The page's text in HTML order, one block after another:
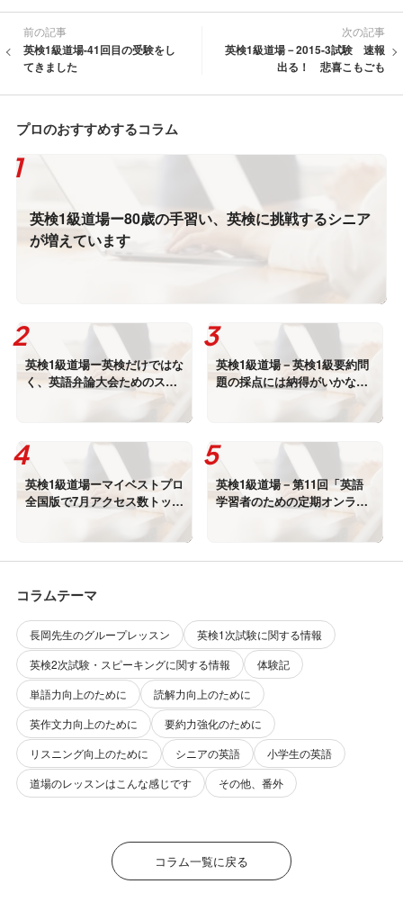
前の記事
英検1級道場-41回目の受験をし
てきました
次の記事
英検1級道場－2015-3試験 速報
出る！ 悲喜こもごも
プロのおすすめするコラム
英検1級道場ー80歳の手習い、英検に挑戦するシニア
が増えています
英検1級道場ー英検だけではな
く、英語弁論大会ためのスピ
ーチのサポートも始めました
英検1級道場－英検1級要約問
題の採点には納得がいかない
英検1級道場ーマイベストプロ
全国版で7月アクセス数トップ
英検1級道場－第11回「英語
学習者のための定期オンライ
ン懇談会」を行いました
コラムテーマ
長岡先生のグループレッスン
英検1次試験に関する情報
英検2次試験・スピーキングに関する情報
体験記
単語力向上のために
読解力向上のために
英作文力向上のために
要約力強化のために
リスニング向上のために
シニアの英語
小学生の英語
道場のレッスンはこんな感じです
その他、番外
コラム一覧に戻る